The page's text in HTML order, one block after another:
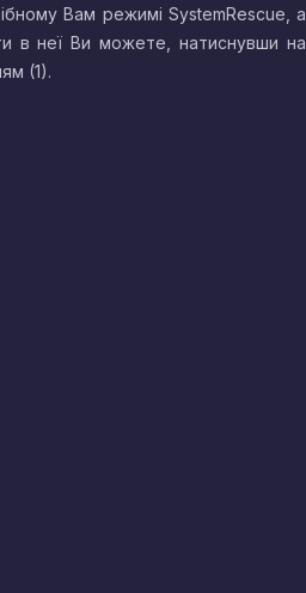
Вам режимі SystemRescue, а
в неї Ви можете, натиснувши на
(1).